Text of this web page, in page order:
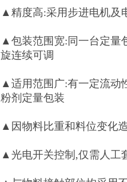
▲精度高:采用步进电机及
▲包装范围宽:同一台定量
旋连续可调
▲适用范围广:有一定流动
粉剂定量包装
▲因物料比重和料位变化
▲光电开关控制,仅需人工